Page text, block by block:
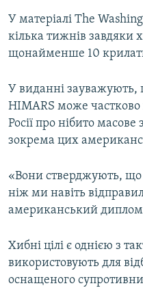
У матеріалі The
кілька тижнів завдяки
щонайменше 10
У виданні
HIMARS може частково
Росії про нібито
зокрема цих
«Вони стверджують, що
ніж ми навіть
американський
Хибні цілі є однією з
використовують для
оснащеного